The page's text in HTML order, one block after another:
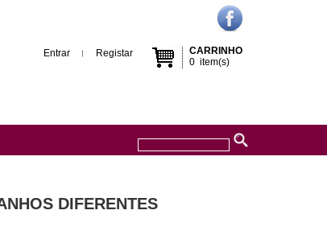
CARRINHO
0 item(s)
Entrar Registar
DIFERENTES